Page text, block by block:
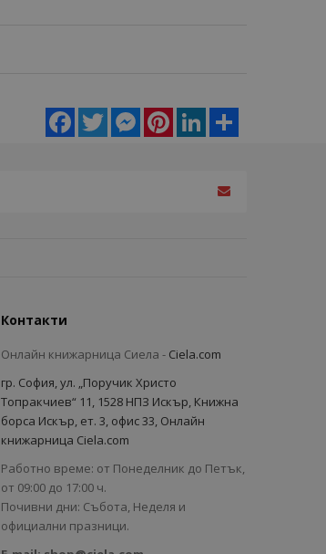
Facebook
Twitter MessengerPinterestLinkedIn
Контакти
Онлайн книжарница Сиела - Ciela.com
гр. София, ул. „Поручик Христо
Топракчиев“ 11, 1528 НПЗ Искър, Книжна
борса Искър, ет. 3, офис 33, Онлайн
книжарница Ciela.com
Работно време: от Понеделник до Петък,
от 09:00 до 17:00 ч.
Почивни дни: Събота, Неделя и
официални празници.